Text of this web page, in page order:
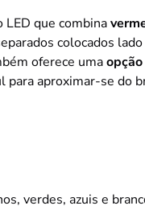
LED que combina
colocados
oferece uma
aproximar-se do
verdes, azuis e